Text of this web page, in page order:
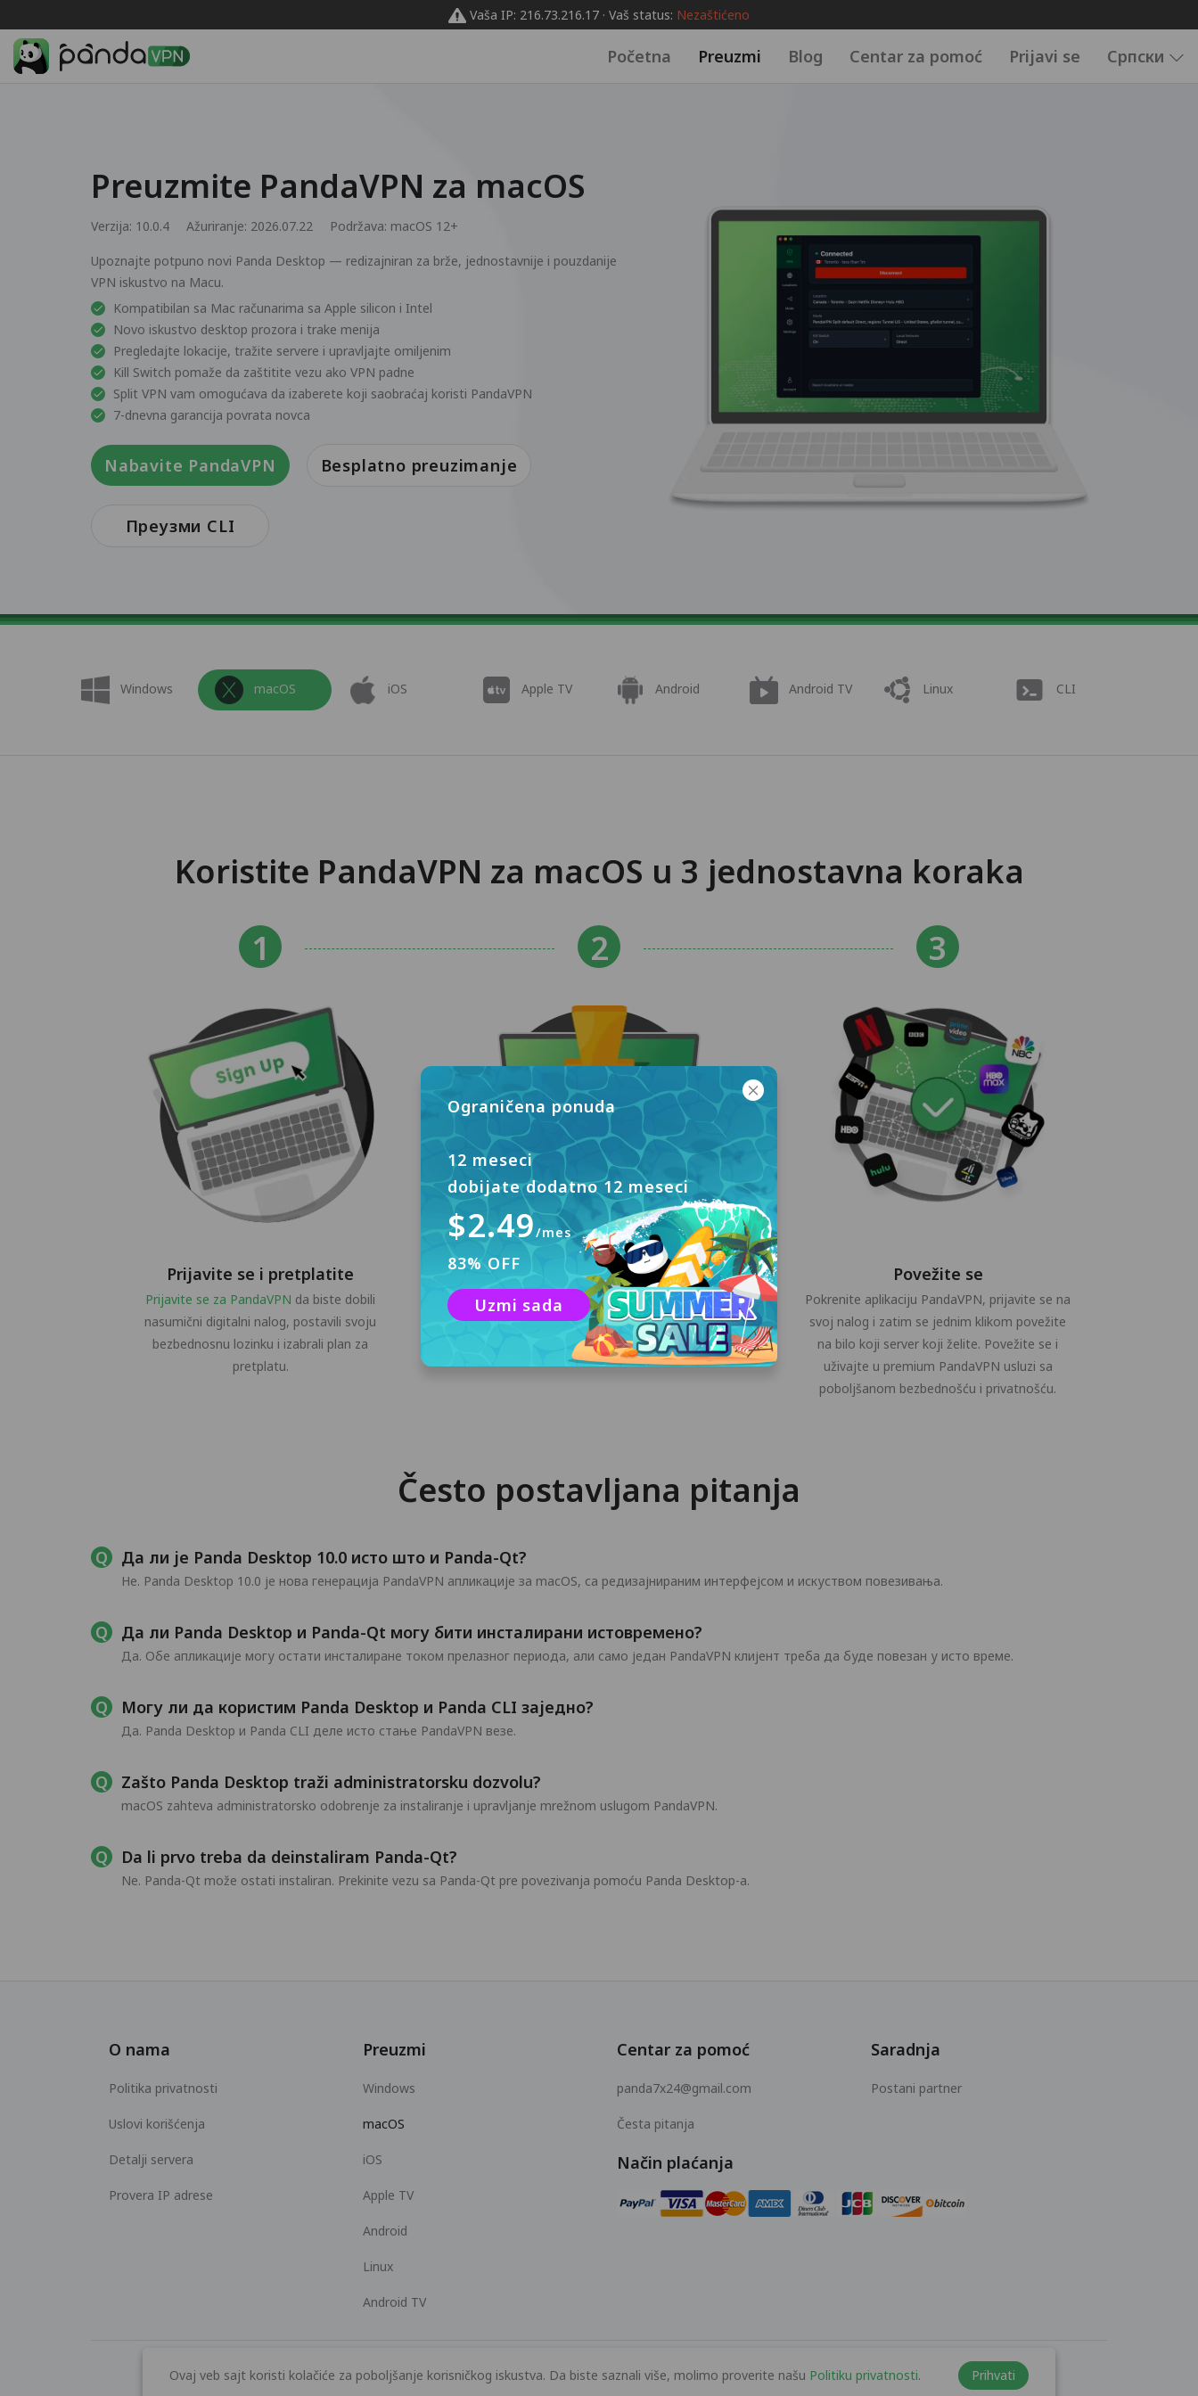
Vaša IP: 216.73.216.17 · Vaš status: Nezaštićeno
Početna Preuzmi Blog Centar za pomoć Prijavi se Српски
Preuzmite PandaVPN za macOS
Verzija: 10.0.4 Ažuriranje: 2026.07.22 Podržava: macOS 12+
Upoznajte potpuno novi Panda Desktop — redizajniran za brže, jednostavnije i pouzdanije
VPN iskustvo na Macu.
Kompatibilan sa Mac računarima sa Apple silicon i Intel
Novo iskustvo desktop prozora i trake menija
Pregledajte lokacije, tražite servere i upravljajte omiljenim
Kill Switch pomaže da zaštitite vezu ako VPN padne
Split VPN vam omogućava da izaberete koji saobraćaj koristi PandaVPN
7-dnevna garancija povrata novca
Nabavite PandaVPN Besplatno preuzimanje
Преузми CLI
Windows macOS iOS Apple TV Android Android TV Linux CLI
Koristite PandaVPN za macOS u 3 jednostavna koraka
Prijavite se i pretplatite
Prijavite se za PandaVPN da biste dobili
nasumični digitalni nalog, postavili svoju
bezbednosnu lozinku i izabrali plan za
pretplatu.
Preuzmite i instalirajte
Kliknite na "Besplatno preuzimanje" da
preuzmete PandaVPN za macOS i instalirate
ga na svoj računar.
Povežite se
Pokrenite aplikaciju PandaVPN, prijavite se na
svoj nalog i zatim se jednim klikom povežite
na bilo koji server koji želite. Povežite se i
uživajte u premium PandaVPN usluzi sa
poboljšanom bezbednošću i privatnošću.
Često postavljana pitanja
Да ли је Panda Desktop 10.0 исто што и Panda-Qt?
Не. Panda Desktop 10.0 је нова генерација PandaVPN апликације за macOS, са редизајнираним интерфејсом и искуством повезивања.
Да ли Panda Desktop и Panda-Qt могу бити инсталирани истовремено?
Да. Обе апликације могу остати инсталиране током прелазног периода, али само један PandaVPN клијент треба да буде повезан у исто време.
Могу ли да користим Panda Desktop и Panda CLI заједно?
Да. Panda Desktop и Panda CLI деле исто стање PandaVPN везе.
Zašto Panda Desktop traži administratorsku dozvolu?
macOS zahteva administratorsko odobrenje za instaliranje i upravljanje mrežnom uslugom PandaVPN.
Da li prvo treba da deinstaliram Panda-Qt?
Ne. Panda-Qt može ostati instaliran. Prekinite vezu sa Panda-Qt pre povezivanja pomoću Panda Desktop-a.
Ograničena ponuda
12 meseci
dobijate dodatno 12 meseci
$2.49/mes
83% OFF
Uzmi sada
O nama
Politika privatnosti
Uslovi korišćenja
Detalji servera
Provera IP adrese
Preuzmi
Windows
macOS
iOS
Apple TV
Android
Linux
Android TV
Centar za pomoć
panda7x24@gmail.com
Česta pitanja
Saradnja
Postani partner
Način plaćanja
© 2026 MOPUBI LIMITED. All rights reserved.
Ovaj veb sajt koristi kolačiće za poboljšanje korisničkog iskustva. Da biste saznali više, molimo proverite našu Politiku privatnosti. Prihvati